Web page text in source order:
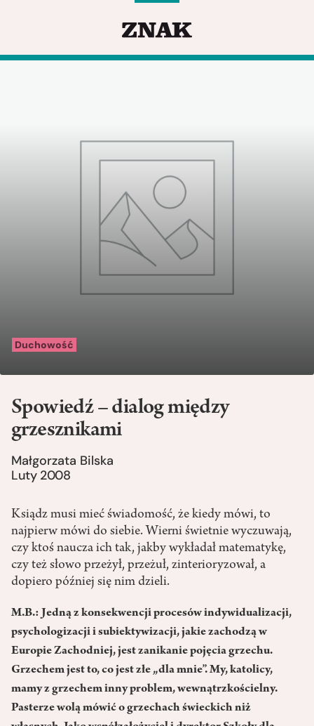
Duchowość
Spowiedź – dialog między
grzesznikami
Małgorzata Bilska
Luty 2008
Ksiądz musi mieć świadomość, że kiedy mówi, to
najpierw mówi do siebie. Wierni świetnie wyczuwają,
czy ktoś naucza ich tak, jakby wykładał matematykę,
czy też słowo przeżył, przeżuł, zinterioryzował, a
dopiero później się nim dzieli.
M.B.: Jedną z konsekwencji procesów indywidualizacji,
psychologizacji i subiektywizacji, jakie zachodzą w
Europie Zachodniej, jest zanikanie pojęcia grzechu.
Grzechem jest to, co jest złe „dla mnie”. My, katolicy,
mamy z grzechem inny problem, wewnątrzkościelny.
Pasterze wolą mówić o grzechach świeckich niż